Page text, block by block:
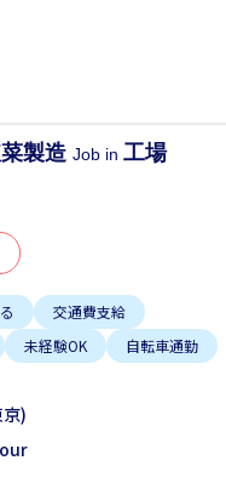
製造Job in工場
交通費支給
未経験OK
自転車通勤
)